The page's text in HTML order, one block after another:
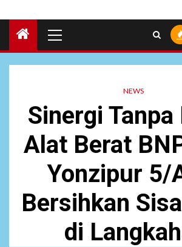
Menu
NEWS
Sinergi Tanpa
Alat Berat
Yonzipur 5/
Bersihkan
di